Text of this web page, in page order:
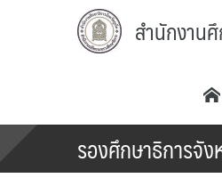
สำนักงาน
รองศึกษาธิการจั